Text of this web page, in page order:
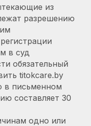
из
разрешению
в суд
обязательный
titokcare.by
в письменном
составляет 30
одно или